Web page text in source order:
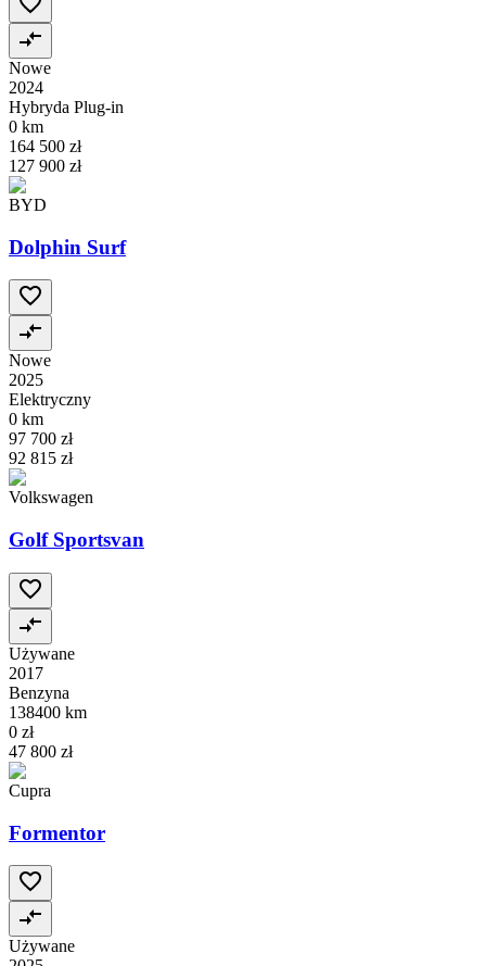
Nowe
2024
Hybryda Plug-in
0 km
164 500 zł
127 900 zł
BYD
Dolphin Surf
Nowe
2025
Elektryczny
0 km
97 700 zł
92 815 zł
Volkswagen
Golf Sportsvan
Używane
2017
Benzyna
138400 km
0 zł
47 800 zł
Cupra
Formentor
Używane